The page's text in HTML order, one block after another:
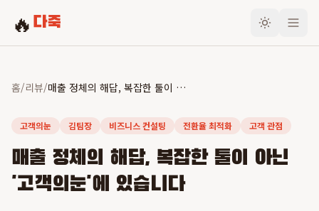
🔥 다죽
홈/리뷰/ 매출 정체의 해답, 복잡한 툴이 아닌 '고객의눈'에 있습니다
고객의눈 김팀장 비즈니스 컨설팅 전환율 최적화 고객 관점
매출 정체의 해답, 복잡한 툴이 아닌
'고객의눈'에 있습니다